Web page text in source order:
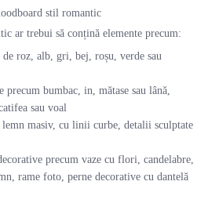
ar trebui să conțină elemente precum:
roz, alb, gri, bej, roșu, verde sau
bumbac, in, mătase sau lână,
sau voal
masiv, cu linii curbe, detalii sculptate
precum vaze cu flori, candelabre,
rame foto, perne decorative cu dantelă